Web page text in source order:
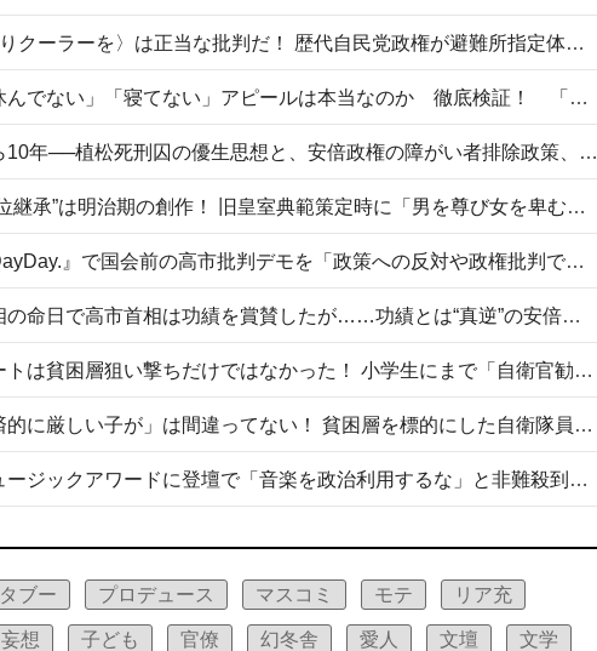
〈#ミサイルよりクーラーを〉は正当な批判だ！ 歴代自民党政権が避難所指定体育館へのエアコン設置を遅らせてきた客観的事実
高市首相の「休んでない」「寝てない」アピールは本当なのか 徹底検証！ 「資料読み込み」「アイロンがけ」も矛盾だらけ…
相模原事件から10年──植松死刑囚の優生思想と、安倍政権の障がい者排除政策、右派勢力の差別主義との関係を改めて問う
“男系男子の皇位継承”は明治期の創作！ 旧皇室典範策定時に「男を尊び女を卑むの慣習、人民の脳髄」とトンデモ論で女性天皇を否定
山里亮太が『DayDay.』で国会前の高市批判デモを「政策への反対や政権批判でない」と捻じ曲げ解説 デモ参加者から批判殺到
安倍晋三元首相の命日で高市首相は功績を賞賛したが……功績とは“真逆”の安倍元首相のトンデモ発言を振り返る
自衛隊リクルートは貧困層狙い撃ちだけではなかった！ 小学生にまで「自衛官勧誘」目的のパンフレット作成
「自衛隊は経済的に厳しい子が」は間違ってない！ 貧困層を標的にした自衛隊員募集、やす子、山上被告も…日本でも進む“経済的徴兵制”
高市首相がミュージックアワードに登壇で「音楽を政治利用するな」と非難殺到！ MAJの国策的本質を批判する声も
タブー プロデュース マスコミ モテ リア充
妄想 子ども 官僚 幻冬舎 愛人 文壇 文学